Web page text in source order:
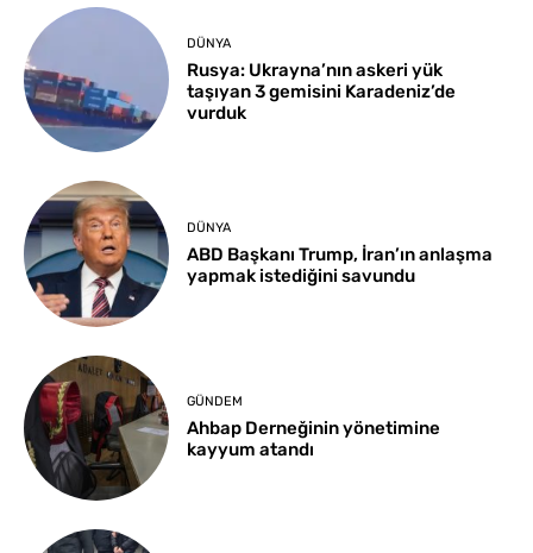
DÜNYA
Rusya: Ukrayna’nın askeri yük
taşıyan 3 gemisini Karadeniz’de
vurduk
DÜNYA
ABD Başkanı Trump, İran’ın anlaşma
yapmak istediğini savundu
GÜNDEM
Ahbap Derneğinin yönetimine
kayyum atandı